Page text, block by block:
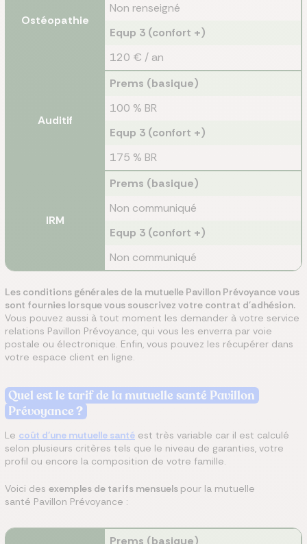
Ostéopathie
Non renseigné
Equp 3 (confort +)
120 € / an
Auditif
Prems (basique)
100 % BR
Equp 3 (confort +)
175 % BR
IRM
Prems (basique)
Non communiqué
Equp 3 (confort +)
Non communiqué
Les conditions générales de la mutuelle Pavillon Prévoyance vous
sont fournies lorsque vous souscrivez votre contrat d'adhésion.
Vous pouvez aussi à tout moment les demander à votre service
relations Pavillon Prévoyance, qui vous les enverra par voie
postale ou électronique. Enfin, vous pouvez les récupérer dans
votre espace client en ligne.
Quel est le tarif de la mutuelle santé Pavillon
Prévoyance​?
Le coût d'une mutuelle santé est très variable car il est calculé
selon plusieurs critères tels que le niveau de garanties, votre
profil ou encore la composition de votre famille.
Voici des exemples de tarifs mensuels pour la mutuelle
santé Pavillon Prévoyance :
Prems (basique)